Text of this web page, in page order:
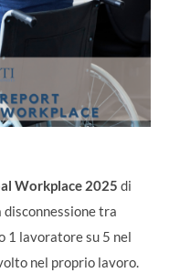
Workplace 2025 di
disconnessione tra
1 lavoratore su 5 nel
nel proprio lavoro.